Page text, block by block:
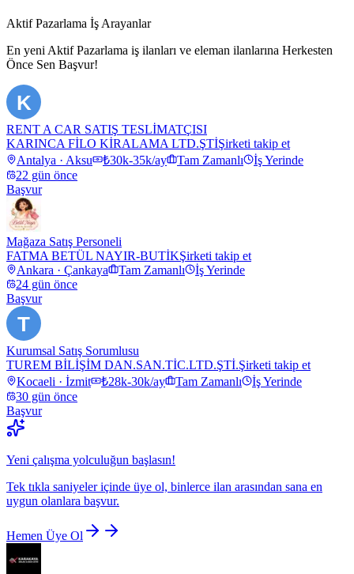
Aktif Pazarlama İş Arayanlar
En yeni Aktif Pazarlama iş ilanları ve eleman ilanlarına Herkesten
Önce Sen Başvur!
K
RENT A CAR SATIŞ TESLİMATÇISI
KARINCA FİLO KİRALAMA LTD.ŞTİŞirketi takip et
Antalya · Aksu
₺30k-35k/ay Tam Zamanlı
İş Yerinde
22 gün önce
Başvur
Mağaza Satış Personeli
FATMA BETÜL NAYIR-BUTİKŞirketi takip et
Ankara · Çankaya
Tam Zamanlı
İş Yerinde
24 gün önce
Başvur
T
Kurumsal Satış Sorumlusu
TUREM BİLİŞİM DAN.SAN.TİC.LTD.ŞTİ.Şirketi takip et
Kocaeli · İzmit
₺28k-30k/ay Tam Zamanlı
İş Yerinde
30 gün önce
Başvur
Yeni çalışma yolculuğun başlasın!
Tek tıkla saniyeler içinde üye ol, binlerce ilan arasından sana en
uygun olanlara başvur.
Hemen Üye Ol